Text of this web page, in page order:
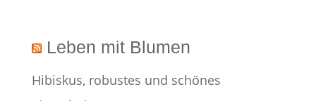
Leben mit Blumen
Hibiskus, robustes und schönes